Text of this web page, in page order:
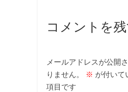
コメントを
メールアドレスが公開
りません。
※ が付いて
項目です